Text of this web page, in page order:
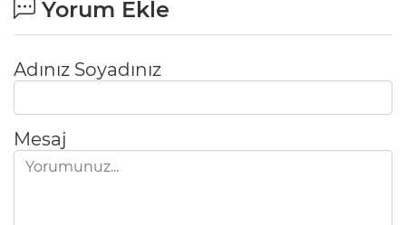
Yorum Ekle
Adınız Soyadınız
Mesaj